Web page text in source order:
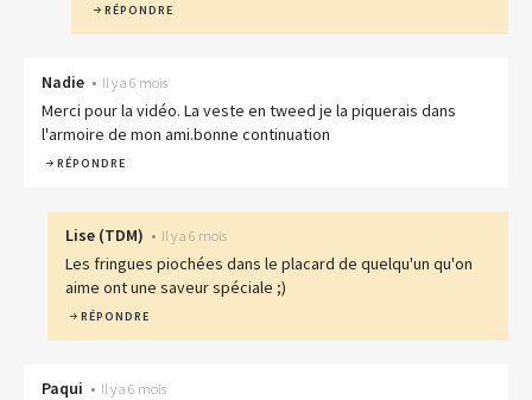
RÉPONDRE
Nadie • Il y a 6 mois
Merci pour la vidéo. La veste en tweed je la piquerais dans
l'armoire de mon ami.bonne continuation
RÉPONDRE
Lise (TDM) • Il y a 6 mois
Les fringues piochées dans le placard de quelqu'un qu'on
aime ont une saveur spéciale ;)
RÉPONDRE
Paqui • Il y a 6 mois